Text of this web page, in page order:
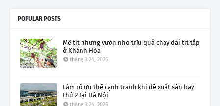
POPULAR POSTS
Mê tít những vườn nho trĩu quả chạy dài tít tắp
ở Khánh Hòa
tháng 3 24, 2026
Làm rõ ưu thế cạnh tranh khi đề xuất sân bay
thứ 2 tại Hà Nội
tháng 3 24, 2026